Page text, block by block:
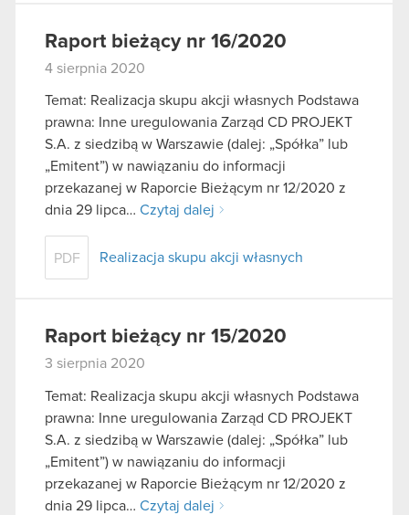
Raport bieżący nr 16/2020
4 sierpnia 2020
Temat: Realizacja skupu akcji własnych Podstawa
prawna: Inne uregulowania Zarząd CD PROJEKT
S.A. z siedzibą w Warszawie (dalej: „Spółka” lub
„Emitent”) w nawiązaniu do informacji
przekazanej w Raporcie Bieżącym nr 12/2020 z
dnia 29 lipca… Czytaj dalej
PDF Realizacja skupu akcji własnych
Raport bieżący nr 15/2020
3 sierpnia 2020
Temat: Realizacja skupu akcji własnych Podstawa
prawna: Inne uregulowania Zarząd CD PROJEKT
S.A. z siedzibą w Warszawie (dalej: „Spółka” lub
„Emitent”) w nawiązaniu do informacji
przekazanej w Raporcie Bieżącym nr 12/2020 z
dnia 29 lipca… Czytaj dalej